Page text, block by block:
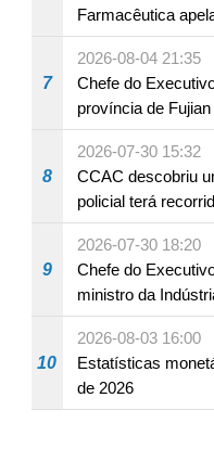
Farmacêutica
produto com
ocidentais
7
2026-08-04 21:35
Chefe do
província de
em Fuzhou
8
2026-07-30 15:32
CCAC descobriu
policial terá
assumir por si a
infracção rodoviária
9
2026-07-30 18:20
Chefe do
ministro da
Informação
10
2026-08-03 16:00
Estatísticas
de 2026